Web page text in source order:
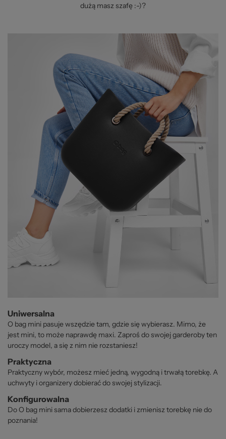
dużą masz szafę :-)?
Uniwersalna
O bag mini pasuje wszędzie tam, gdzie się wybierasz. Mimo, że
jest mini, to może naprawdę maxi. Zaproś do swojej garderoby ten
uroczy model, a się z nim nie rozstaniesz!
Praktyczna
Praktyczny wybór, możesz mieć jedną, wygodną i trwałą torebkę. A
uchwyty i organizery dobierać do swojej stylizacji.
Konfigurowalna
Do O bag mini sama dobierzesz dodatki i zmienisz torebkę nie do
poznania!